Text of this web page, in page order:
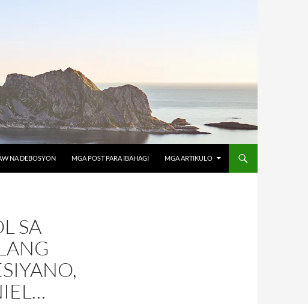
NA DEBOSYON MGA POST PARA IBAHAGI MGA ARTIKULO
SA